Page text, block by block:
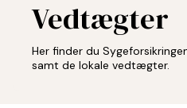
Vedtægter
Her finder du
samt de lokale vedtægter.